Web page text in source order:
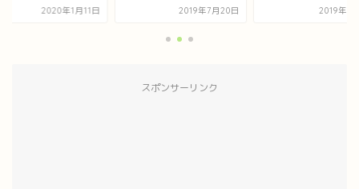
2020年1月11日 2019年7月20日 2019年7
スポンサーリンク